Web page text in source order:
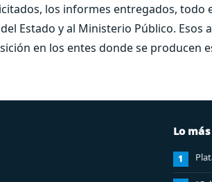
los informes entregados, todo
Estado y al Ministerio Público. Esos
en los entes donde se producen
Lo
1